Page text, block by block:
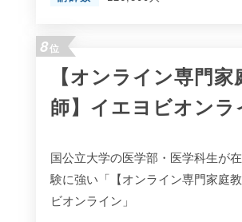
8位
【オンライン専門家
師】イエヨビオンラ
国公立大学の医学部・医学科生が
験に強い「【オンライン専門家庭
ビオンライン」